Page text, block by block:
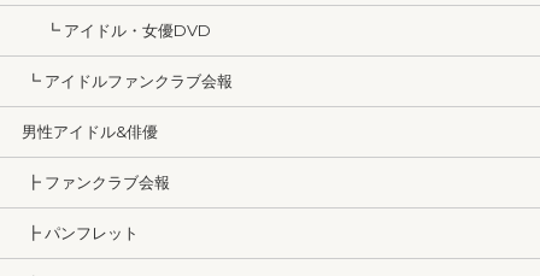
┗ アイドル・女優DVD
┗ アイドルファンクラブ会報
男性アイドル&俳優
┣ ファンクラブ会報
┣ パンフレット